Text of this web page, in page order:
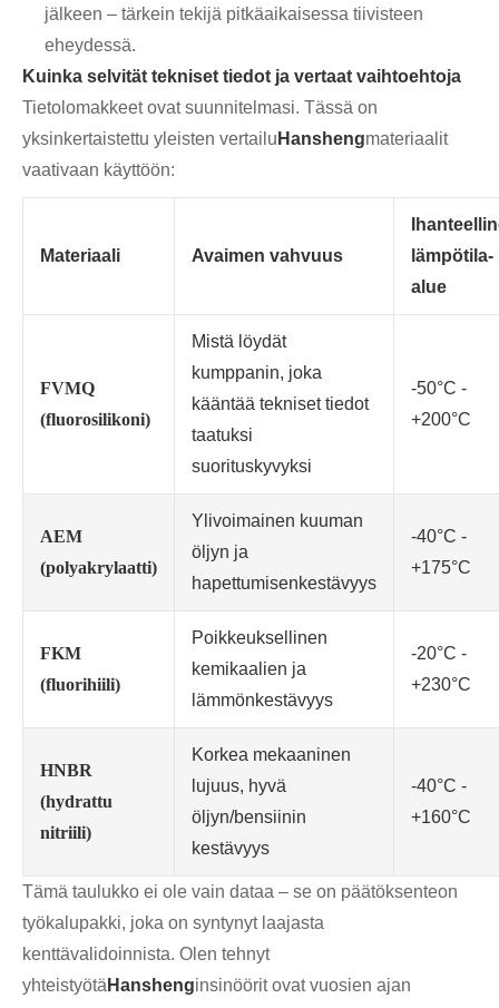
jälkeen – tärkein tekijä pitkäaikaisessa tiivisteen
eheydessä.
Kuinka selvität tekniset tiedot ja vertaat vaihtoehtoja
Tietolomakkeet ovat suunnitelmasi. Tässä on
yksinkertaistettu yleisten vertailu Hanshengmateriaalit
vaativaan käyttöön:
Materiaali Avaimen vahvuus
lämpötila-
alue
FVMQ
(fluorosilikoni)
Mistä löydät
kumppanin, joka
kääntää tekniset tiedot
taatuksi
suorituskyvyksi
-50°C -
+200°C
AEM
(polyakrylaatti)
Ylivoimainen kuuman
öljyn ja
hapettumisenkestävyys
-40°C -
+175°C
FKM
(fluorihiili)
Poikkeuksellinen
kemikaalien ja
lämmönkestävyys
-20°C -
+230°C
HNBR
(hydrattu
nitriili)
Korkea mekaaninen
lujuus, hyvä
öljyn/bensiinin
kestävyys
-40°C -
+160°C
Tämä taulukko ei ole vain dataa – se on päätöksenteon
työkalupakki, joka on syntynyt laajasta
kenttävalidoinnista. Olen tehnyt
yhteistyötä Hanshenginsinöörit ovat vuosien ajan